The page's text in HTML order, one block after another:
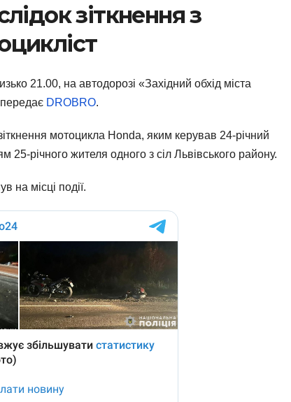
зіткнення з
21.00, на автодорозі «Західний обхід міста
DROBRO.
мотоцикла Honda, яким керував 24-річний
25-річного жителя одного з сіл Львівського району.
на місці події.